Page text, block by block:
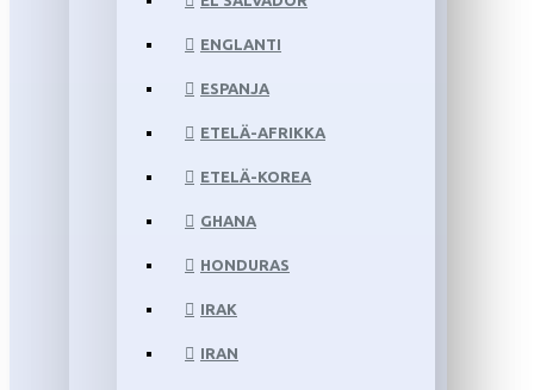
ENGLANTI
ESPANJA
ETELÄ-AFRIKKA
ETELÄ-KOREA
GHANA
HONDURAS
IRAK
IRAN